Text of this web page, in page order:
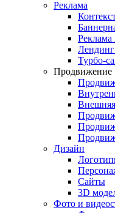
Реклама
Реклама
Турбо-
Продвижение
Дизайн
Сайты
3D
Фото и